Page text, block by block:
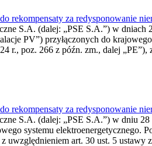
rekompensaty za redysponowanie
S.A. (dalej: „PSE S.A.”) w
PV”) przyłączonych do
r., poz. 266 z późn. zm., dalej
rekompensaty za redysponowanie
S.A. (dalej: „PSE S.A.”) w dniu
systemu elektroenergetycznego.
uwzględnieniem art. 30 ust. 5 ustawy